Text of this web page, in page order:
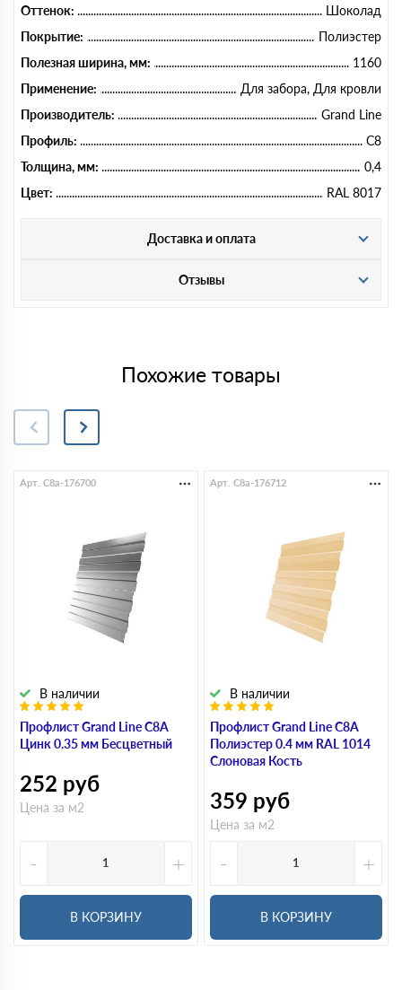
Оттенок:
Шоколад
Покрытие:
Полиэстер
Полезная ширина, мм:
1160
Применение:
Для забора, Для кровли
Производитель:
Grand Line
Профиль:
C8
Толщина, мм:
0,4
Цвет:
RAL 8017
Доставка и оплата
Отзывы
Похожие товары
Профлист Grand Line C8A
Цинк 0.35 мм Бесцветный
В наличии
Арт. C8a-176700
252 руб
Цена за м2
- +
В КОРЗИНУ
Профлист Grand Line C8A
Полиэстер 0.4 мм RAL 1014
Слоновая Кость
В наличии
Арт. C8a-176712
359 руб
Цена за м2
- +
В КОРЗИНУ